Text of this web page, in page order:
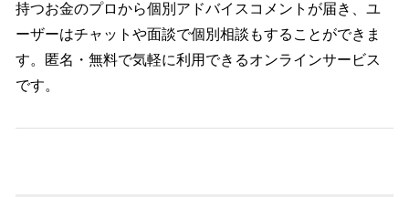
持つお金のプロから個別アドバイスコメントが届き、ユ
ーザーはチャットや面談で個別相談もすることができま
す。匿名・無料で気軽に利用できるオンラインサービス
です。